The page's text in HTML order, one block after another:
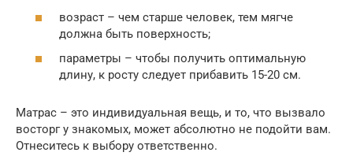
возраст – чем старше человек, тем мягче
должна быть поверхность;
параметры – чтобы получить оптимальную
длину, к росту следует прибавить 15-20 см.
Матрас – это индивидуальная вещь, и то, что вызвало
восторг у знакомых, может абсолютно не подойти вам.
Отнеситесь к выбору ответственно.